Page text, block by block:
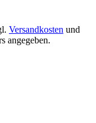
Versandkosten und
angegeben.